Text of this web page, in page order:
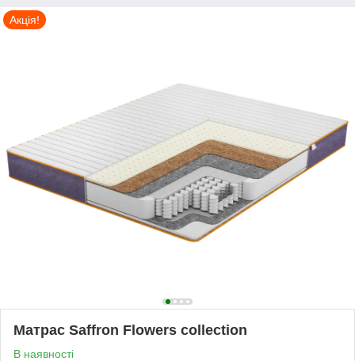
Акція!
Матраc Saffron Flowers collection
В наявності